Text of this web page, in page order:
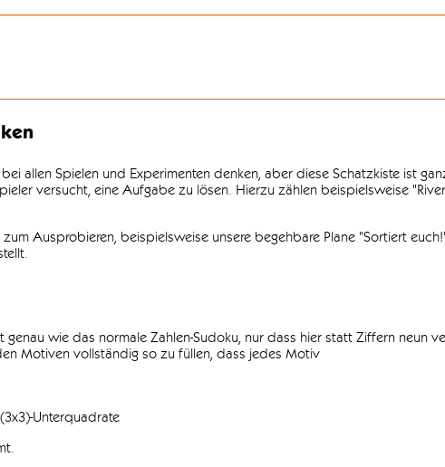
allen Spielen und Experimenten denken, aber diese Schatzkiste ist
versucht, eine Aufgabe zu lösen. Hierzu zählen beispielsweise
Ausprobieren, beispielsweise unsere begehbare Plane "Sortiert
genau wie das normale Zahlen-Sudoku, nur dass hier statt Ziffern neun
Motiven vollständig so zu füllen, dass jedes Motiv
Unterquadrate